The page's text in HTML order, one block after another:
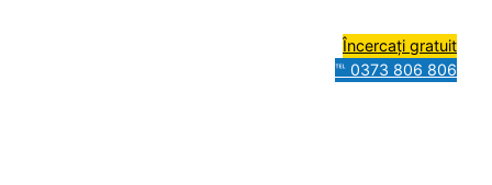
Încercați gratuit
℡ 0373 806 806